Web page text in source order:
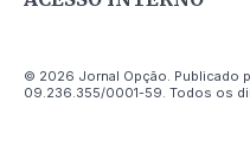
© 2026 Jornal Opção. Publicado
09.236.355/0001-59. Todos os